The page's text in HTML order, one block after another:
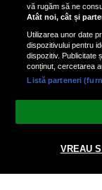
vă rugăm să ne
Atât noi, cât și
Utilizarea unor date
dispozitivului pentru
dispozitiv. Publicitate
conținut, cercetarea
Listă parteneri
VREAU